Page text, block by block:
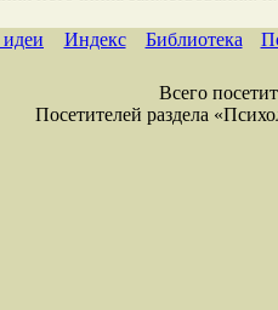
Индекс Библиотека
Всего
Посетителей раздела